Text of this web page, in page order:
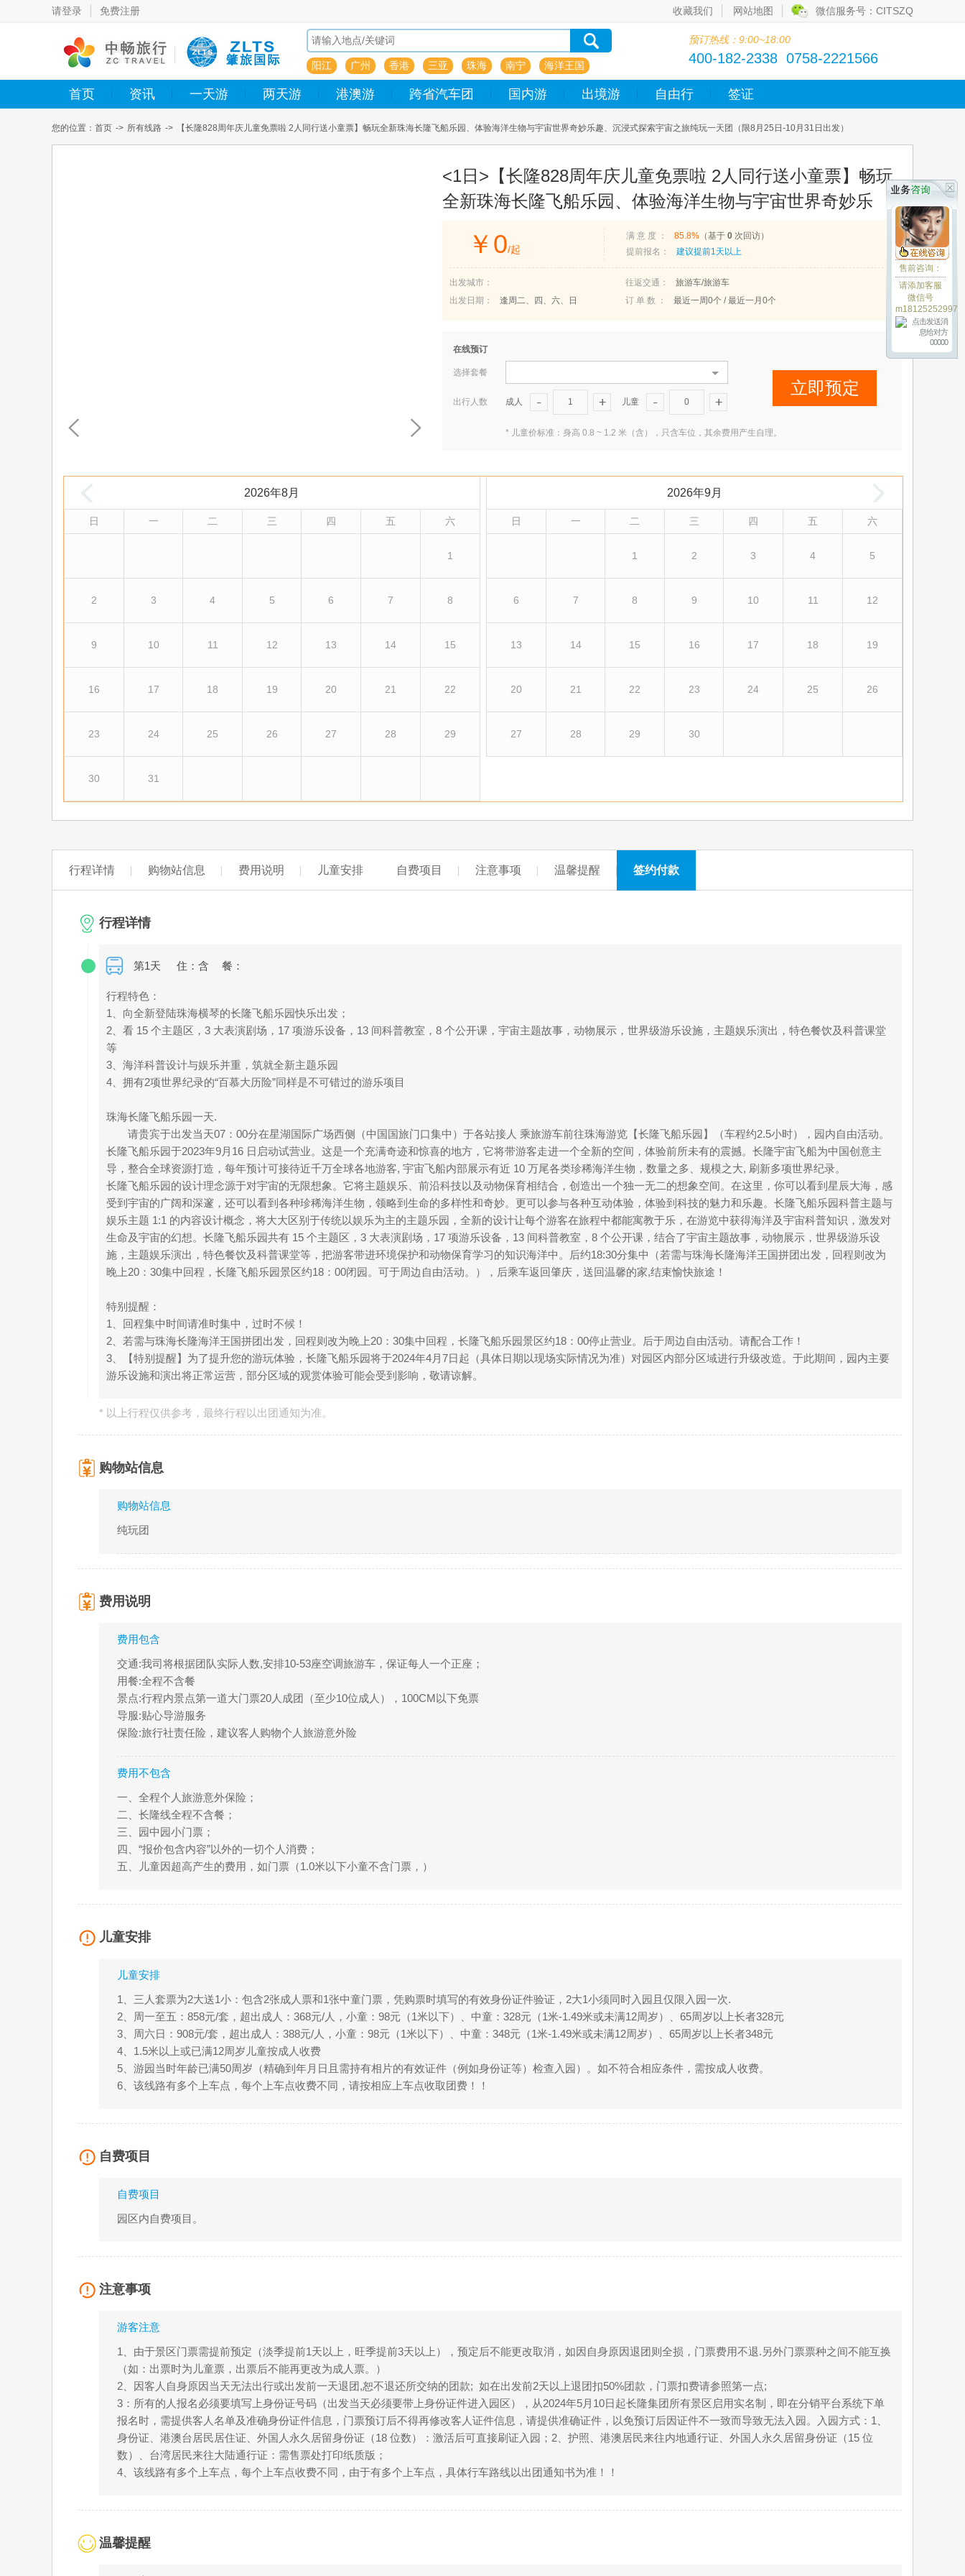
请登录 免费注册 微信服务号：CITSZQ
收藏我们 网站地图
阳江 广州 香港 三亚 珠海 南宁 海洋王国
预订热线：9:00~18:00
400-182-2338 0758-2221566
首页 资讯 一天游 两天游 港澳游 跨省汽车团 国内游 出境游 自由行 签证
售前咨询：
请添加客服
微信号
m18125252997
00000
您的位置： 首页 -> 所有线路 -> 【长隆828周年庆儿童免票啦 2人同行送小童票】畅玩全新珠海长隆飞船乐园、体验海洋生物与宇宙世界奇妙乐趣、沉浸式探索宇宙之旅纯玩一天团（限8月25日-10月31日出发）
<1日>【长隆828周年庆儿童免票啦 2人同行送小童票】畅玩
全新珠海长隆飞船乐园、体验海洋生物与宇宙世界奇妙乐
趣、沉浸式探索宇宙之旅纯玩一天团（限8月25日-10月31日
出发）
￥ 0/起
满 意 度 ： 85.8% （基于 0 次回访）
提前报名：
建议提前1天以上
出发城市： 往返交通：
旅游车/旅游车
出发日期：
逢周二、四、六、日 订 单 数 ： 最近一周0个 / 最近一月 0个
在线预订
选择套餐
出行人数 1
成人 0
儿童
* 儿童价标准：身高 0.8 ~ 1.2 米（含），只含车位，其余费用产生自理。
立即预定
2026年8月 2026年9月
日 一 二 三 四 五 六
1
2 3 4 5 6 7 8
9 10 11 12 13 14 15
16 17 18 19 20 21 22
23 24 25 26 27 28 29
30 31
日 一 二 三 四 五 六
1 2 3 4 5
6 7 8 9 10 11 12
13 14 15 16 17 18 19
20 21 22 23 24 25 26
27 28 29 30
行程详情 购物站信息 费用说明 儿童安排 自费项目 注意事项 温馨提醒 签约付款
行程详情
第1天 住：含 餐：
行程特色：
1、向全新登陆珠海横琴的长隆飞船乐园快乐出发；
2、看 15 个主题区，3 大表演剧场，17 项游乐设备，13 间科普教室，8 个公开课，宇宙主题故事，动物展示，世界级游乐设施，主题娱乐演出，特色餐饮及科普课堂
等
3、海洋科普设计与娱乐并重，筑就全新主题乐园
4、拥有2项世界纪录的“百慕大历险”同样是不可错过的游乐项目
珠海长隆飞船乐园一天.
请贵宾于出发当天07：00分在星湖国际广场西侧（中国国旅门口集中）于各站接人 乘旅游车前往珠海游览【长隆飞船乐园】（车程约2.5小时），园内自由活动。
长隆飞船乐园于2023年9月16 日启动试营业。这是一个充满奇迹和惊喜的地方，它将带游客走进一个全新的空间，体验前所未有的震撼。长隆宇宙飞船为中国创意主
导，整合全球资源打造，每年预计可接待近千万全球各地游客, 宇宙飞船内部展示有近 10 万尾各类珍稀海洋生物，数量之多、规模之大, 刷新多项世界纪录。
长隆飞船乐园的设计理念源于对宇宙的无限想象。它将主题娱乐、前沿科技以及动物保育相结合，创造出一个独一无二的想象空间。在这里，你可以看到星辰大海，感
受到宇宙的广阔和深邃，还可以看到各种珍稀海洋生物，领略到生命的多样性和奇妙。更可以参与各种互动体验，体验到科技的魅力和乐趣。长隆飞船乐园科普主题与
娱乐主题 1:1 的内容设计概念，将大大区别于传统以娱乐为主的主题乐园，全新的设计让每个游客在旅程中都能寓教于乐，在游览中获得海洋及宇宙科普知识，激发对
生命及宇宙的幻想。长隆飞船乐园共有 15 个主题区，3 大表演剧场，17 项游乐设备，13 间科普教室，8 个公开课，结合了宇宙主题故事，动物展示，世界级游乐设
施，主题娱乐演出，特色餐饮及科普课堂等，把游客带进环境保护和动物保育学习的知识海洋中。后约18:30分集中（若需与珠海长隆海洋王国拼团出发，回程则改为
晚上20：30集中回程，长隆飞船乐园景区约18：00闭园。可于周边自由活动。），后乘车返回肇庆，送回温馨的家,结束愉快旅途！
特别提醒：
1、回程集中时间请准时集中，过时不候！
2、若需与珠海长隆海洋王国拼团出发，回程则改为晚上20：30集中回程，长隆飞船乐园景区约18：00停止营业。后于周边自由活动。请配合工作！
3、【特别提醒】为了提升您的游玩体验，长隆飞船乐园将于2024年4月7日起（具体日期以现场实际情况为准）对园区内部分区域进行升级改造。于此期间，园内主要
游乐设施和演出将正常运营，部分区域的观赏体验可能会受到影响，敬请谅解。
* 以上行程仅供参考，最终行程以出团通知为准。
购物站信息
购物站信息
纯玩团
费用说明
费用包含
交通:我司将根据团队实际人数,安排10-53座空调旅游车，保证每人一个正座；
用餐:全程不含餐
景点:行程内景点第一道大门票20人成团（至少10位成人），100CM以下免票
导服:贴心导游服务
保险:旅行社责任险，建议客人购物个人旅游意外险
费用不包含
一、全程个人旅游意外保险；
二、长隆线全程不含餐；
三、园中园小门票；
四、“报价包含内容”以外的一切个人消费；
五、儿童因超高产生的费用，如门票（1.0米以下小童不含门票，）
儿童安排
儿童安排
1、三人套票为2大送1小：包含2张成人票和1张中童门票，凭购票时填写的有效身份证件验证，2大1小须同时入园且仅限入园一次.
2、周一至五：858元/套，超出成人：368元/人，小童：98元（1米以下）、中童：328元（1米-1.49米或未满12周岁）、65周岁以上长者328元
3、周六日：908元/套，超出成人：388元/人，小童：98元（1米以下）、中童：348元（1米-1.49米或未满12周岁）、65周岁以上长者348元
4、1.5米以上或已满12周岁儿童按成人收费
5、游园当时年龄已满50周岁（精确到年月日且需持有相片的有效证件（例如身份证等）检查入园）。如不符合相应条件，需按成人收费。
6、该线路有多个上车点，每个上车点收费不同，请按相应上车点收取团费！！
自费项目
自费项目
园区内自费项目。
注意事项
游客注意
1、由于景区门票需提前预定（淡季提前1天以上，旺季提前3天以上），预定后不能更改取消，如因自身原因退团则全损，门票费用不退.另外门票票种之间不能互换
（如：出票时为儿童票，出票后不能再更改为成人票。）
2、因客人自身原因当天无法出行或出发前一天退团,恕不退还所交纳的团款; 如在出发前2天以上退团扣50%团款，门票扣费请参照第一点;
3：所有的人报名必须要填写上身份证号码（出发当天必须要带上身份证件进入园区），从2024年5月10日起长隆集团所有景区启用实名制，即在分销平台系统下单
报名时，需提供客人名单及准确身份证件信息，门票预订后不得再修改客人证件信息，请提供准确证件，以免预订后因证件不一致而导致无法入园。入园方式：1、
身份证、港澳台居民居住证、外国人永久居留身份证（18 位数）：激活后可直接刷证入园；2、护照、港澳居民来往内地通行证、外国人永久居留身份证（15 位
数）、台湾居民来往大陆通行证：需售票处打印纸质版；
4、该线路有多个上车点，每个上车点收费不同，由于有多个上车点，具体行车路线以出团通知书为准！！
温馨提醒